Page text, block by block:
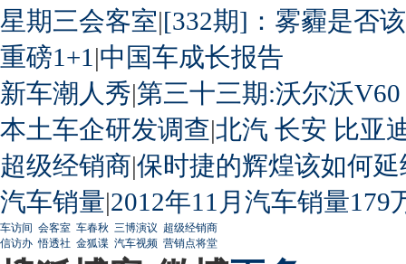
星期三会客室|[332期]：雾霾是否
重磅1+1 |中国车成长报告
新车潮人秀|第三十三期:沃尔沃
本土车企研发调查|北汽 长安 比亚
超级经销商|保时捷的辉煌该如何延
汽车销量|2012年11月汽车销量179
车访间 会客室 车春秋 三博演议 超级经销商
信访办 悟透社 金狐谍 汽车视频 营销点将堂